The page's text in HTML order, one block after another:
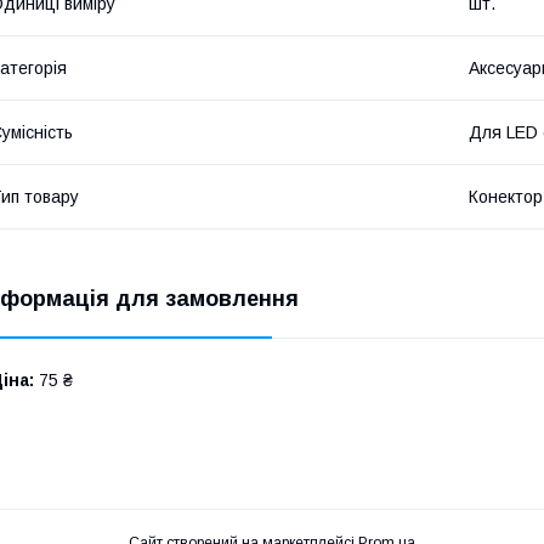
Для LED
товару Конектор
для замовлення
75 ₴